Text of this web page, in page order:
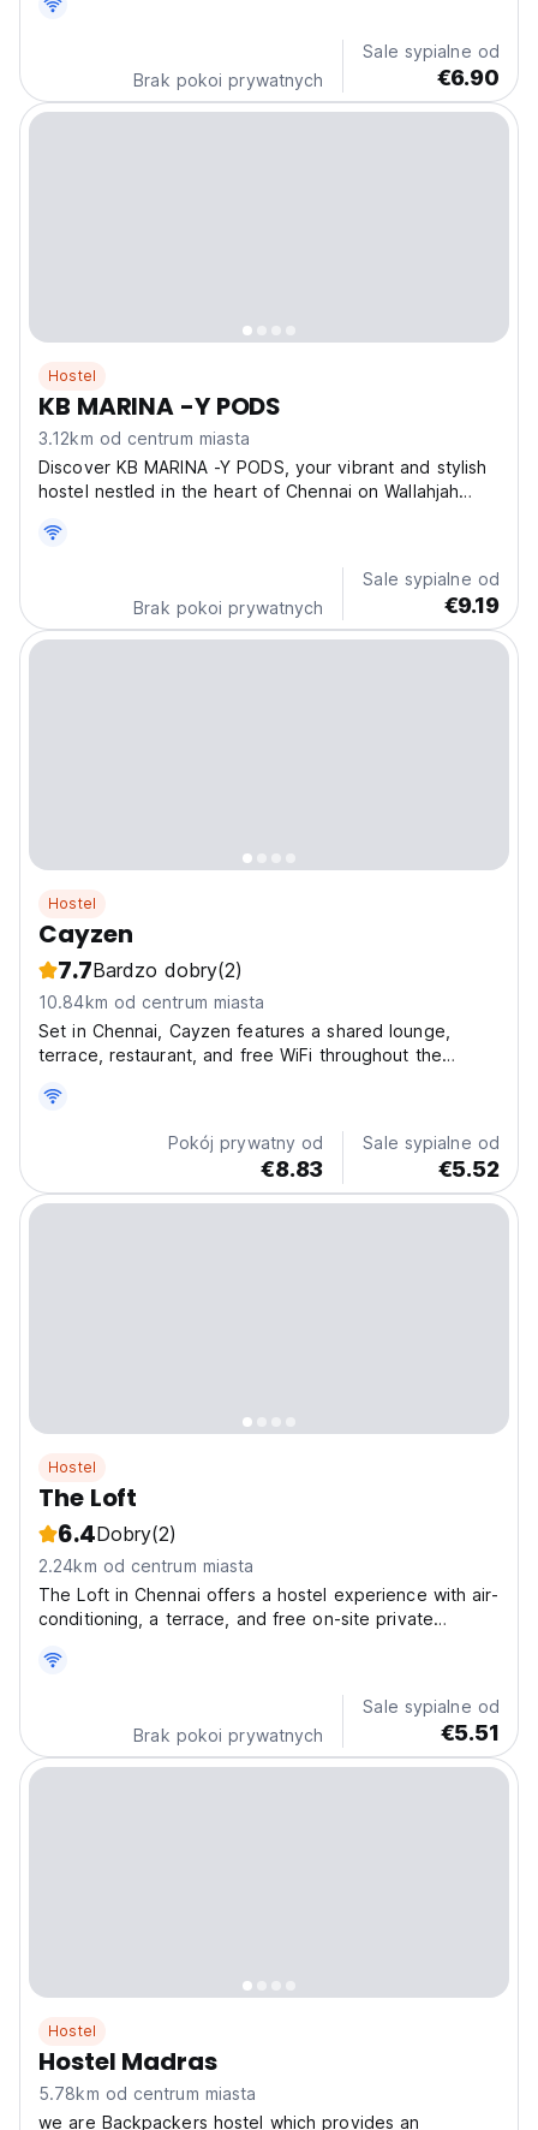
jedzenia i życia miejskiego. Idealny na podróże w
gronie znajomych. (Auto-translated from original
Brak pokoi prywatnych
Sale sypialne od
€6.90
Hostel
KB MARINA -Y PODS
3.12km od centrum miasta
Discover KB MARINA -Y PODS, your vibrant and stylish
hostel nestled in the heart of Chennai on Wallahjah
affordability. Our unique pod-style accommodations
offer a cozy and private retreat after a day of...
Brak pokoi prywatnych
Sale sypialne od
€9.19
Hostel
Cayzen
7.7Bardzo dobry(2)
10.84km od centrum miasta
Set in Chennai, Cayzen features a shared lounge,
terrace, restaurant, and free WiFi throughout the
University, 11 km from Pondy Bazaar and 12 km from
St. Thomas Mount. The property is non-smoking and is
Pokój prywatny od
€8.83
Sale sypialne od
€5.52
Hostel
The Loft
6.4Dobry(2)
2.24km od centrum miasta
The Loft in Chennai offers a hostel experience with air-
conditioning, a terrace, and free on-site private
table, providing a comfortable space to relax and
Brak pokoi prywatnych
Sale sypialne od
€5.51
Hostel
Hostel Madras
5.78km od centrum miasta
we are Backpackers hostel which provides an